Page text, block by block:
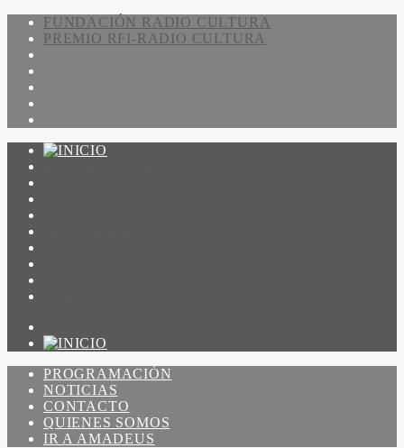
FUNDACIÓN RADIO CULTURA
PREMIO RFI-RADIO CULTURA
PROGRAMACIÓN
NOTICIAS
CONTACTO
QUIENES SOMOS
IR A AMADEUS